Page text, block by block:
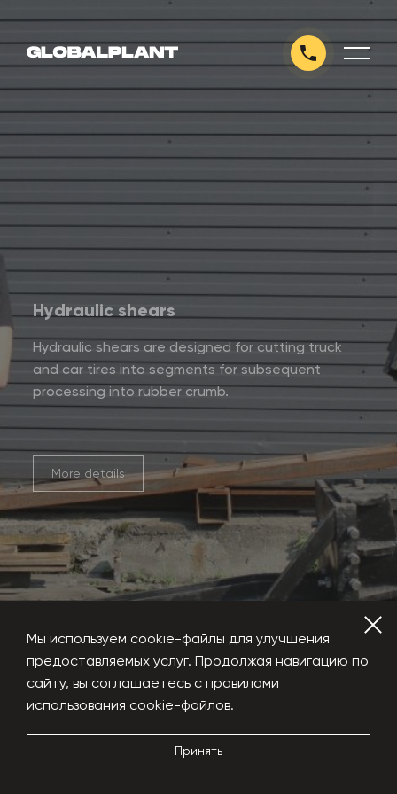
Hydraulic shears
Hydraulic shears are designed for cutting truck
and car tires into segments for subsequent
processing into rubber crumb.
More details
Hydraulic shears
Мы используем cookie-файлы для улучшения
предоставляемых услуг. Продолжая навигацию по
сайту, вы соглашаетесь с правилами
использования cookie-файлов.
Принять